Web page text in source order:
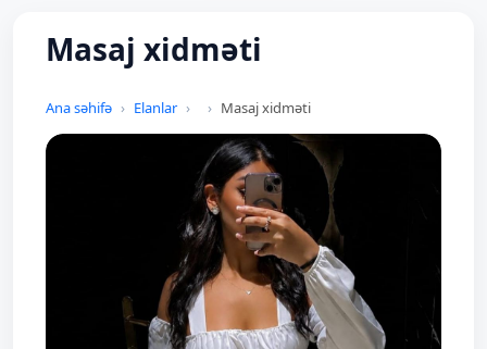
Masaj xidməti
Ana səhifə Elanlar Masaj xidməti